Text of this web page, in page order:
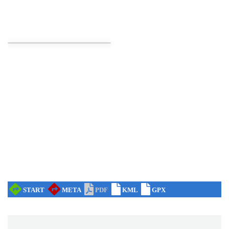
2026-07-31
27.13 km